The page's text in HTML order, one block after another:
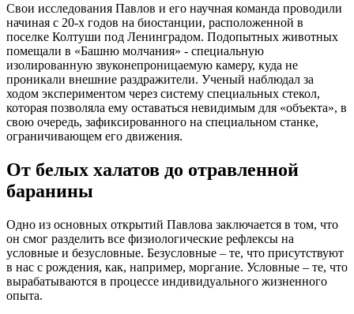
Свои исследования Павлов и его научная команда проводили
начиная с 20-х годов на биостанции, расположенной в
поселке Колтуши под Ленинградом. Подопытных животных
помещали в «Башню молчания» - специальную
изолированную звуконепроницаемую камеру, куда не
проникали внешние раздражители. Ученый наблюдал за
ходом экспериментом через систему специальных стекол,
которая позволяла ему оставаться невидимым для «объекта», в
свою очередь, зафиксированного на специальном станке,
ограничивающем его движения.
От белых халатов до отравленной
баранины
Одно из основных открытий Павлова заключается в том, что
он смог разделить все физиологические рефлексы на
условные и безусловные. Безусловные – те, что присутствуют
в нас с рождения, как, например, моргание. Условные – те, что
вырабатываются в процессе индивидуального жизненного
опыта.